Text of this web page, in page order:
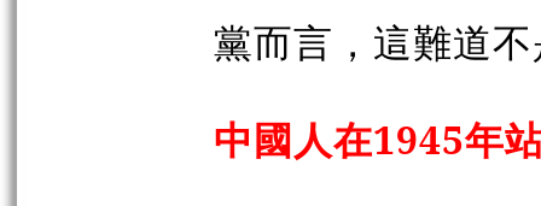
黨而言，這難道
中國人在1945年